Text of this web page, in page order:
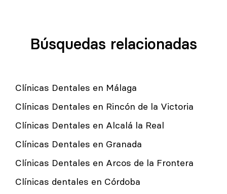
Búsquedas relacionadas
Clínicas Dentales en Málaga
Clínicas Dentales en Rincón de la Victoria
Clínicas Dentales en Alcalá la Real
Clínicas Dentales en Granada
Clínicas Dentales en Arcos de la Frontera
Clínicas dentales en Córdoba